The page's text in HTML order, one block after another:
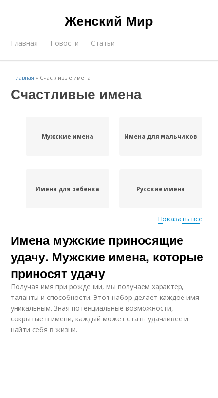
Женский Мир
Главная Новости Статьи
Главная » Счастливые имена
Счастливые имена
Мужские имена Имена для мальчиков
Имена для ребенка Русские имена
Имена с лидерскими
качествами
Женские имена
Редкие имена
Имена с хорошим
здоровьем
Показать все
Имена мужские приносящие
удачу. Мужские имена, которые
приносят удачу
Получая имя при рождении, мы получаем характер,
таланты и способности. Этот набор делает каждое имя
уникальным. Зная потенциальные возможности,
сокрытые в имени, каждый может стать удачливее и
найти себя в жизни.